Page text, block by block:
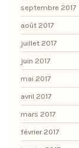
septembre 2017
août 2017
juillet 2017
juin 2017
mai 2017
avril 2017
mars 2017
février 2017